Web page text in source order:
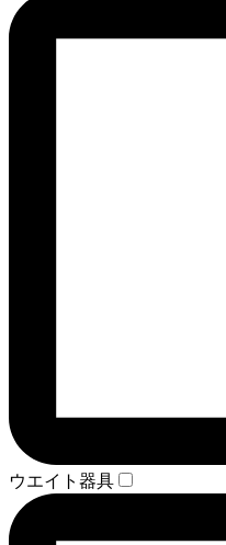
ウエイト器具